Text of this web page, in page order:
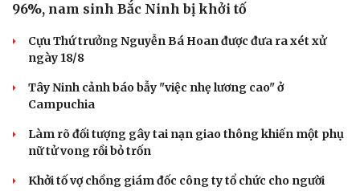
96%, nam sinh Bắc Ninh bị khởi tố
Cựu Thứ trưởng Nguyễn Bá Hoan được đưa ra xét xử
ngày 18/8
Tây Ninh cảnh báo bẫy "việc nhẹ lương cao" ở
Campuchia
Làm rõ đối tượng gây tai nạn giao thông khiến một phụ
nữ tử vong rồi bỏ trốn
Khởi tố vợ chồng giám đốc công ty tổ chức cho người